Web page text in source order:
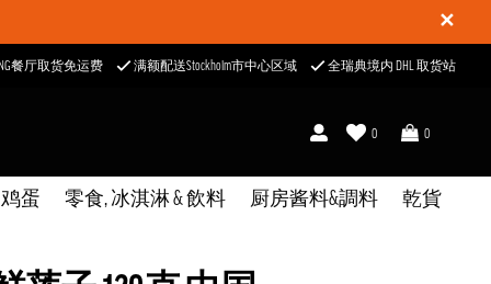
✕
餐厅取货免运费 满额配送Stockholm市中心区域 全瑞典境内 DHL 取货站
0
0
蛋 零食, 冰淇淋 & 飲料 厨房酱料&調料 乾貨